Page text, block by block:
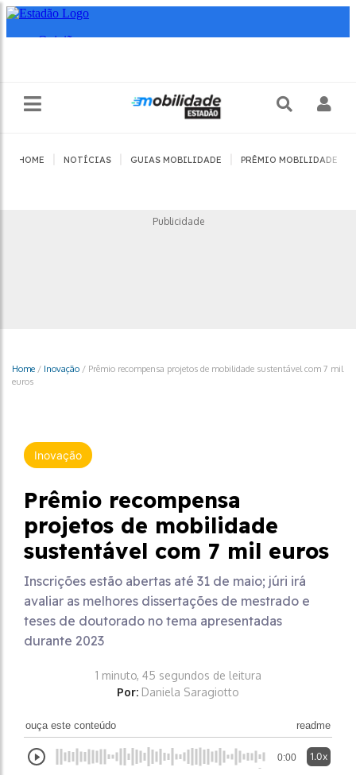
HOME NOTÍCIAS GUIAS MOBILIDADE PRÊMIO MOBILIDADE
Publicidade
Home / Inovação / Prêmio recompensa projetos de mobilidade sustentável com 7 mil
euros
Inovação
Prêmio recompensa
projetos de mobilidade
sustentável com 7 mil euros
Inscrições estão abertas até 31 de maio; júri irá
avaliar as melhores dissertações de mestrado e
teses de doutorado no tema apresentadas
durante 2023
1 minuto, 45 segundos de leitura
Por: Daniela Saragiotto
ouça este conteúdo readme
0:00 1.0x